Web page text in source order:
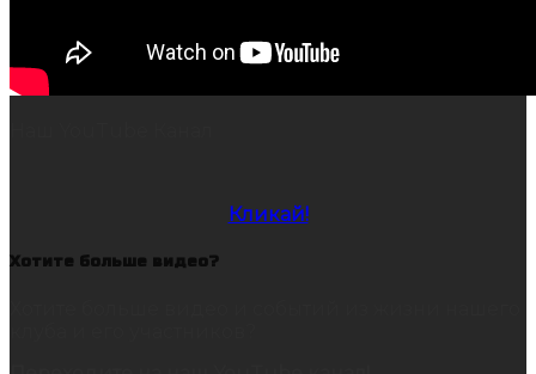
Кликай!
Хотите больше видео?